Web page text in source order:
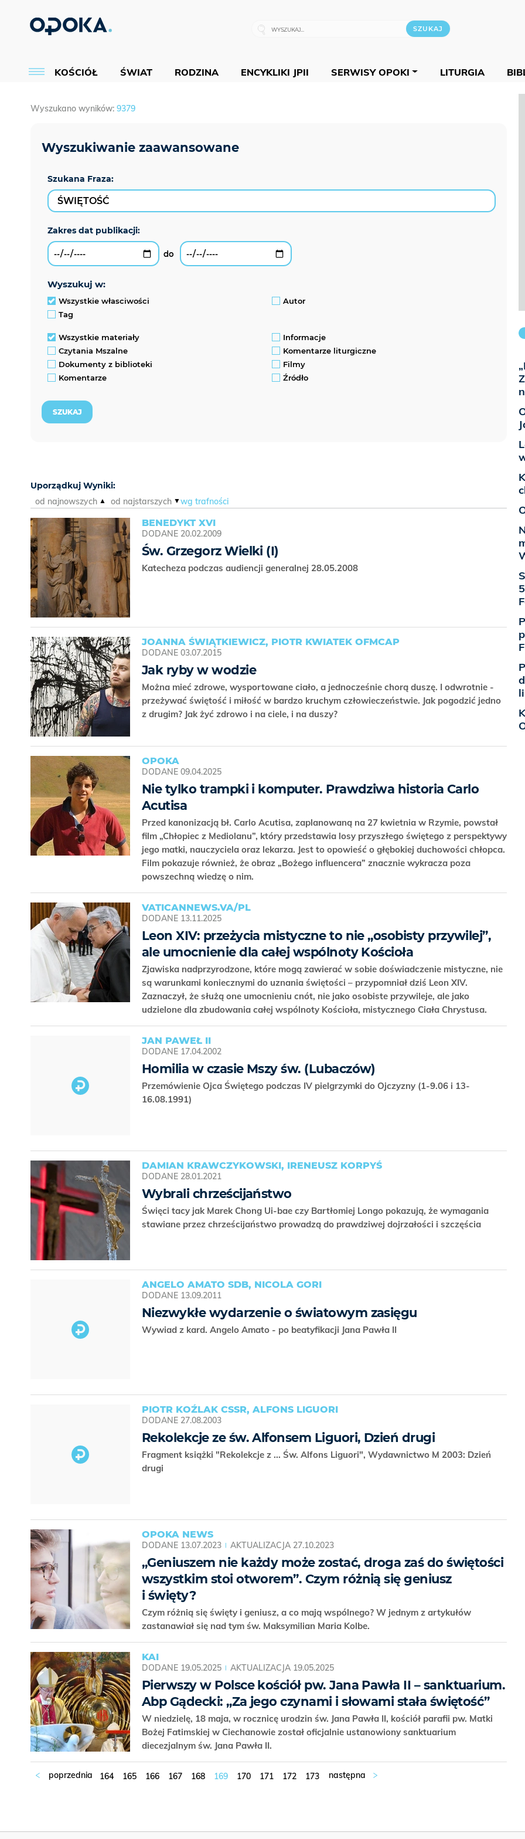
KOŚCIÓŁ ŚWIAT RODZINA ENCYKLIKI JPII SERWISY OPOKI LITURGIA
Wyszukano wyników: 9379
Szukana Fraza:
wyszukuj w:
Wszystkie własciwości
Autor
Tag
Wszystkie materiały
Informacje
Czytania Mszalne
Komentarze liturgiczne
Dokumenty z biblioteki
Filmy
Komentarze
Źródło
Uporządkuj Wyniki:
od najnowszych
od najstarszych wg trafności
BENEDYKT XVI
DODANE 20.02.2009
Św. Grzegorz Wielki (I)
Katecheza podczas audiencji generalnej 28.05.2008
JOANNA ŚWIĄTKIEWICZ, PIOTR KWIATEK OFMCAP
DODANE 03.07.2015
Jak ryby w wodzie
Można mieć zdrowe, wysportowane ciało, a jednocześnie chorą duszę. I odwrotnie -
przeżywać świętość i miłość w bardzo kruchym człowieczeństwie. Jak pogodzić jedno
z drugim? Jak żyć zdrowo i na ciele, i na duszy?
OPOKA
DODANE 09.04.2025
Nie tylko trampki i komputer. Prawdziwa historia Carlo
Acutisa
Przed kanonizacją bł. Carlo Acutisa, zaplanowaną na 27 kwietnia w Rzymie, powstał
film „Chłopiec z Mediolanu”, który przedstawia losy przyszłego świętego z perspektywy
jego matki, nauczyciela oraz lekarza. Jest to opowieść o głębokiej duchowości chłopca.
Film pokazuje również, że obraz „Bożego influencera” znacznie wykracza poza
powszechną wiedzę o nim.
VATICANNEWS.VA/PL
DODANE 13.11.2025
Leon XIV: przeżycia mistyczne to nie „osobisty przywilej”,
ale umocnienie dla całej wspólnoty Kościoła
Zjawiska nadprzyrodzone, które mogą zawierać w sobie doświadczenie mistyczne, nie
są warunkami koniecznymi do uznania świętości – przypomniał dziś Leon XIV.
Zaznaczył, że służą one umocnieniu cnót, nie jako osobiste przywileje, ale jako
udzielone dla zbudowania całej wspólnoty Kościoła, mistycznego Ciała Chrystusa.
JAN PAWEŁ II
DODANE 17.04.2002
Homilia w czasie Mszy św. (Lubaczów)
Przemówienie Ojca Świętego podczas IV pielgrzymki do Ojczyzny (1-9.06 i 13-
16.08.1991)
DAMIAN KRAWCZYKOWSKI, IRENEUSZ KORPYŚ
DODANE 28.01.2021
Wybrali chrześcijaństwo
Święci tacy jak Marek Chong Ui-bae czy Bartłomiej Longo pokazują, że wymagania
stawiane przez chrześcijaństwo prowadzą do prawdziwej dojrzałości i szczęścia
ANGELO AMATO SDB, NICOLA GORI
DODANE 13.09.2011
Niezwykłe wydarzenie o światowym zasięgu
Wywiad z kard. Angelo Amato - po beatyfikacji Jana Pawła II
PIOTR KOŹLAK CSSR, ALFONS LIGUORI
DODANE 27.08.2003
Rekolekcje ze św. Alfonsem Liguori, Dzień drugi
Fragment książki "Rekolekcje z ... Św. Alfons Liguori", Wydawnictwo M 2003: Dzień
drugi
OPOKA NEWS
DODANE 13.07.2023 AKTUALIZACJA 27.10.2023
„Geniuszem nie każdy może zostać, droga zaś do świętości
wszystkim stoi otworem”. Czym różnią się geniusz
i święty?
Czym różnią się święty i geniusz, a co mają wspólnego? W jednym z artykułów
zastanawiał się nad tym św. Maksymilian Maria Kolbe.
KAI
DODANE 19.05.2025 AKTUALIZACJA 19.05.2025
Pierwszy w Polsce kościół pw. Jana Pawła II – sanktuarium.
Abp Gądecki: „Za jego czynami i słowami stała świętość”
W niedzielę, 18 maja, w rocznicę urodzin św. Jana Pawła II, kościół parafii pw. Matki
Bożej Fatimskiej w Ciechanowie został oficjalnie ustanowiony sanktuarium
diecezjalnym św. Jana Pawła II.
164 165 166 167 168 169 170 171 172 173